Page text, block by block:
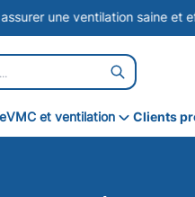
ventilation saine et efficace
VMC et ventilation
Clients